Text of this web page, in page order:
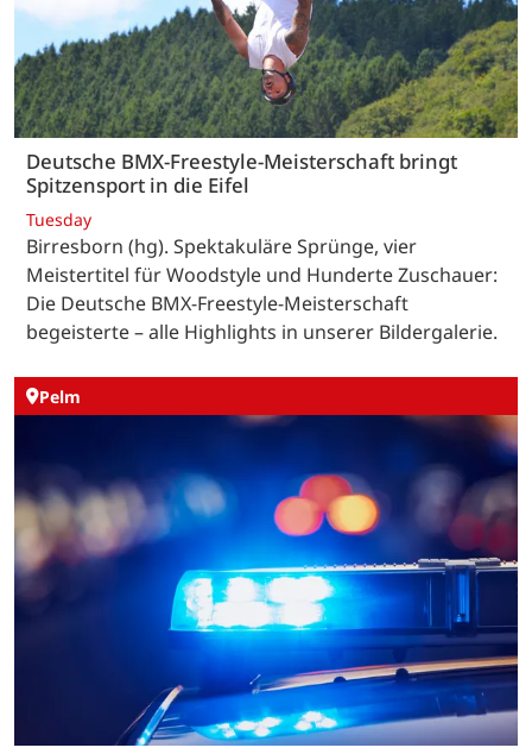
Deutsche BMX-Freestyle-Meisterschaft bringt
Spitzensport in die Eifel
Tuesday
Birresborn (hg). Spektakuläre Sprünge, vier
Meistertitel für Woodstyle und Hunderte Zuschauer:
Die Deutsche BMX-Freestyle-Meisterschaft
begeisterte – alle Highlights in unserer Bildergalerie.
Pelm